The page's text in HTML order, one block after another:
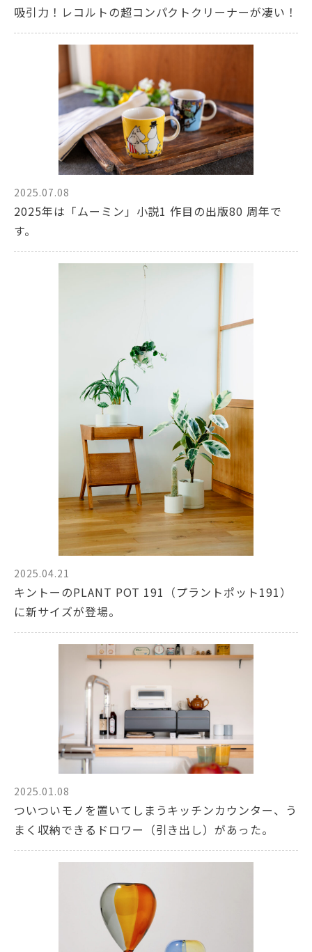
吸引力！レコルトの超コンパクトクリーナーが凄い！
2025.07.08
2025年は「ムーミン」小説1 作目の出版80 周年で
す。
2025.04.21
キントーのPLANT POT 191（プラントポット191）
に新サイズが登場。
2025.01.08
ついついモノを置いてしまうキッチンカウンター、う
まく収納できるドロワー（引き出し）があった。